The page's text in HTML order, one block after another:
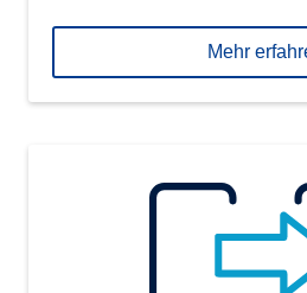
Mehr